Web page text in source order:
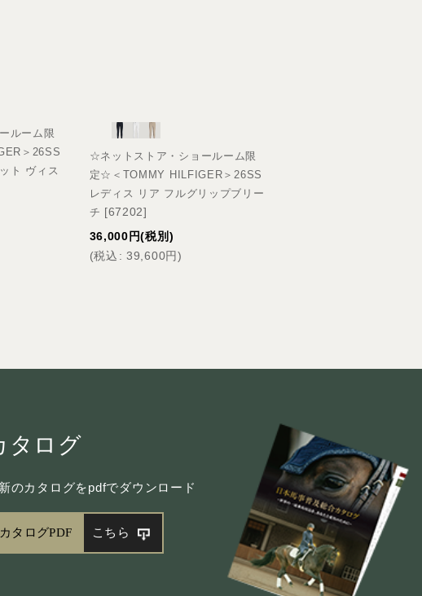
ルーム限
＞26SS
ト ヴィス
☆ネットストア・ショールーム限
定☆＜TOMMY HILFIGER＞26SS
レディス リア フルグリップブリー
チ [67202]
36,000 円(税別)
(税込 : 39,600円)
タログ
のカタログをpdfでダウンロード
カタログPDF こちら